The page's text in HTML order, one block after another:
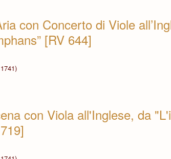
con Concerto di Viole
[RV 644]
con Viola all'Inglese, da